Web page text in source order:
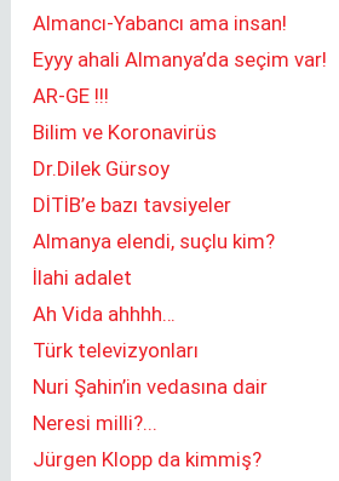
Almancı-Yabancı ama insan!
Eyyy ahali Almanya’da seçim var!
AR-GE !!!
Bilim ve Koronavirüs
Dr.Dilek Gürsoy
DİTİB’e bazı tavsiyeler
Almanya elendi, suçlu kim?
İlahi adalet
Ah Vida ahhhh…
Türk televizyonları
Nuri Şahin’in vedasına dair
Neresi milli?...
Jürgen Klopp da kimmiş?